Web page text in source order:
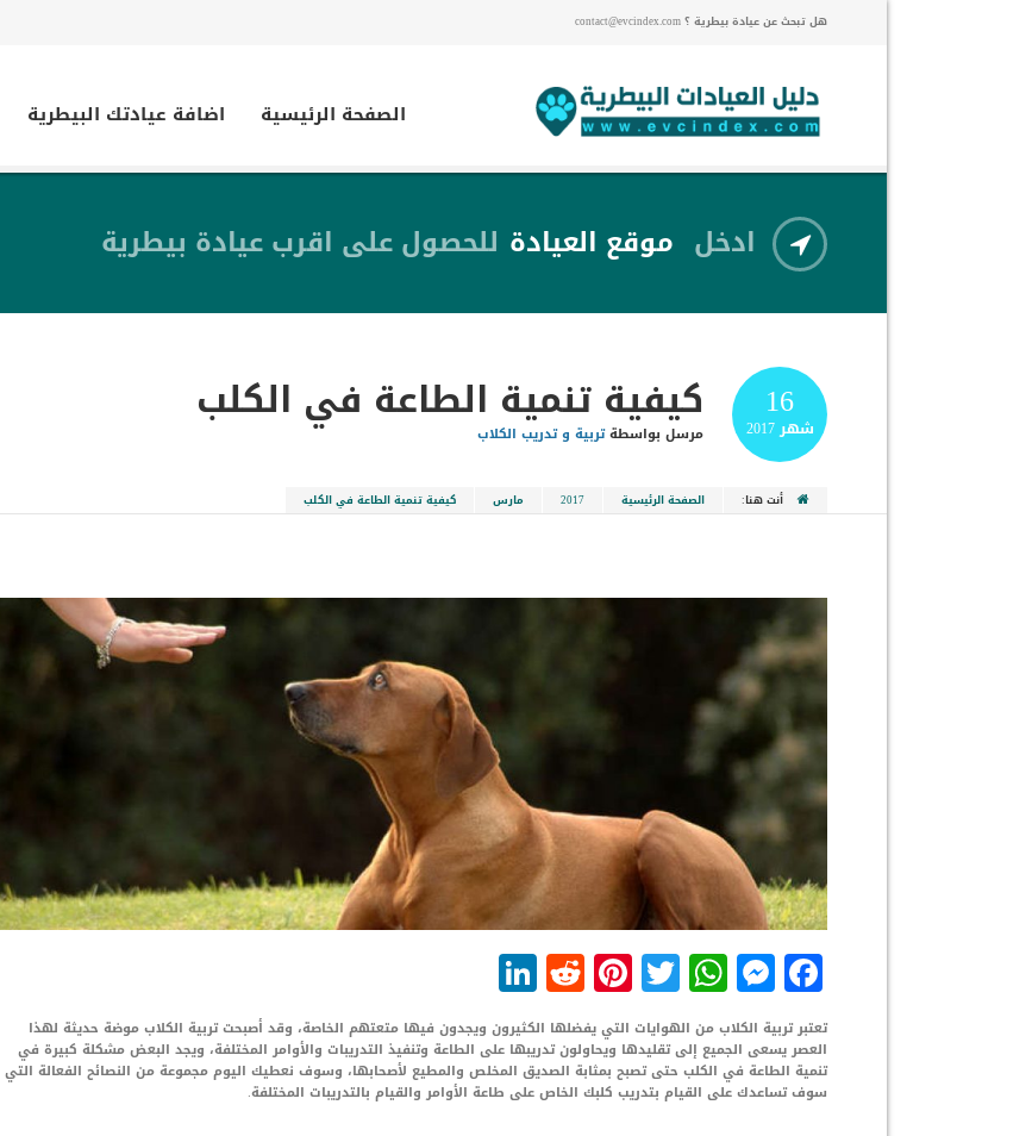
هل تبحث عن عيادة بيطرية ؟ contact@evcindex.com
الصفحة الرئيسية اضافة عيادتك البيطرية
ادخل موقع العيادة للحصول على اقرب عيادة بيطرية
16
شهر2017 كيفية تنمية الطاعة في الكلب
مرسل بواسطةتربية و تدريب الكلاب
أنت هنا: الصفحة الرئيسية 2017 مارس كيفية تنمية الطاعة في الكلب
Facebook
Messenger
WhatsApp
Twitter
Pinterest
Reddit
تعتبر تربية الكلاب من الهوايات التي يفضلها الكثيرون ويجدون فيها متعتهم الخاصة، وقد أصبحت تربية الكلاب موضة حديثة لهذا
العصر يسعى الجميع إلى تقليدها ويحاولون تدريبها على الطاعة وتنفيذ التدريبات والأوامر المختلفة، ويجد البعض مشكلة كبيرة في
تنمية الطاعة في الكلب حتى تصبح بمثابة الصديق المخلص والمطيع لأصحابها، وسوف نعطيك اليوم مجموعة من النصائح الفعالة التي
سوف تساعدك على القيام بتدريب كلبك الخاص على طاعة الأوامر والقيام بالتدريبات المختلفة.